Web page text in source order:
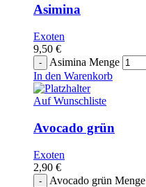
Asimina
Exoten
9,50 €
Asimina Menge
In den Warenkorb
Auf Wunschliste
Avocado grün
Exoten
2,90 €
Avocado grün Menge